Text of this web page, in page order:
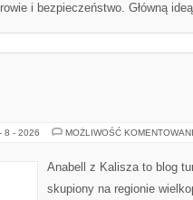
i bezpieczeństwo. Główną
8 - 2026 MOŻLIWOŚĆ
Anabell z Kalisza to blog
skupiony na regionie